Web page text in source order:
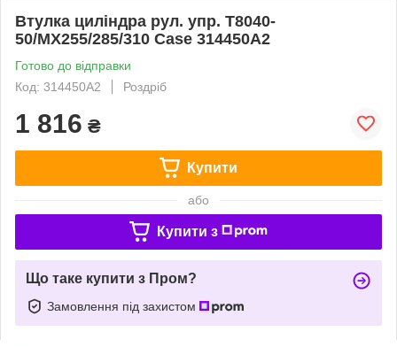
Втулка циліндра рул. упр. T8040-
50/MX255/285/310 Case 314450A2
Готово до відправки
Код: 314450A2
Роздріб
1 816 ₴
Купити
або
Купити з
Що таке купити з Пром?
Замовлення під захистом